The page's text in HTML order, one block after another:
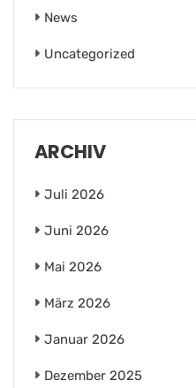
News
Uncategorized
ARCHIV
Juli 2026
Juni 2026
Mai 2026
März 2026
Januar 2026
Dezember 2025